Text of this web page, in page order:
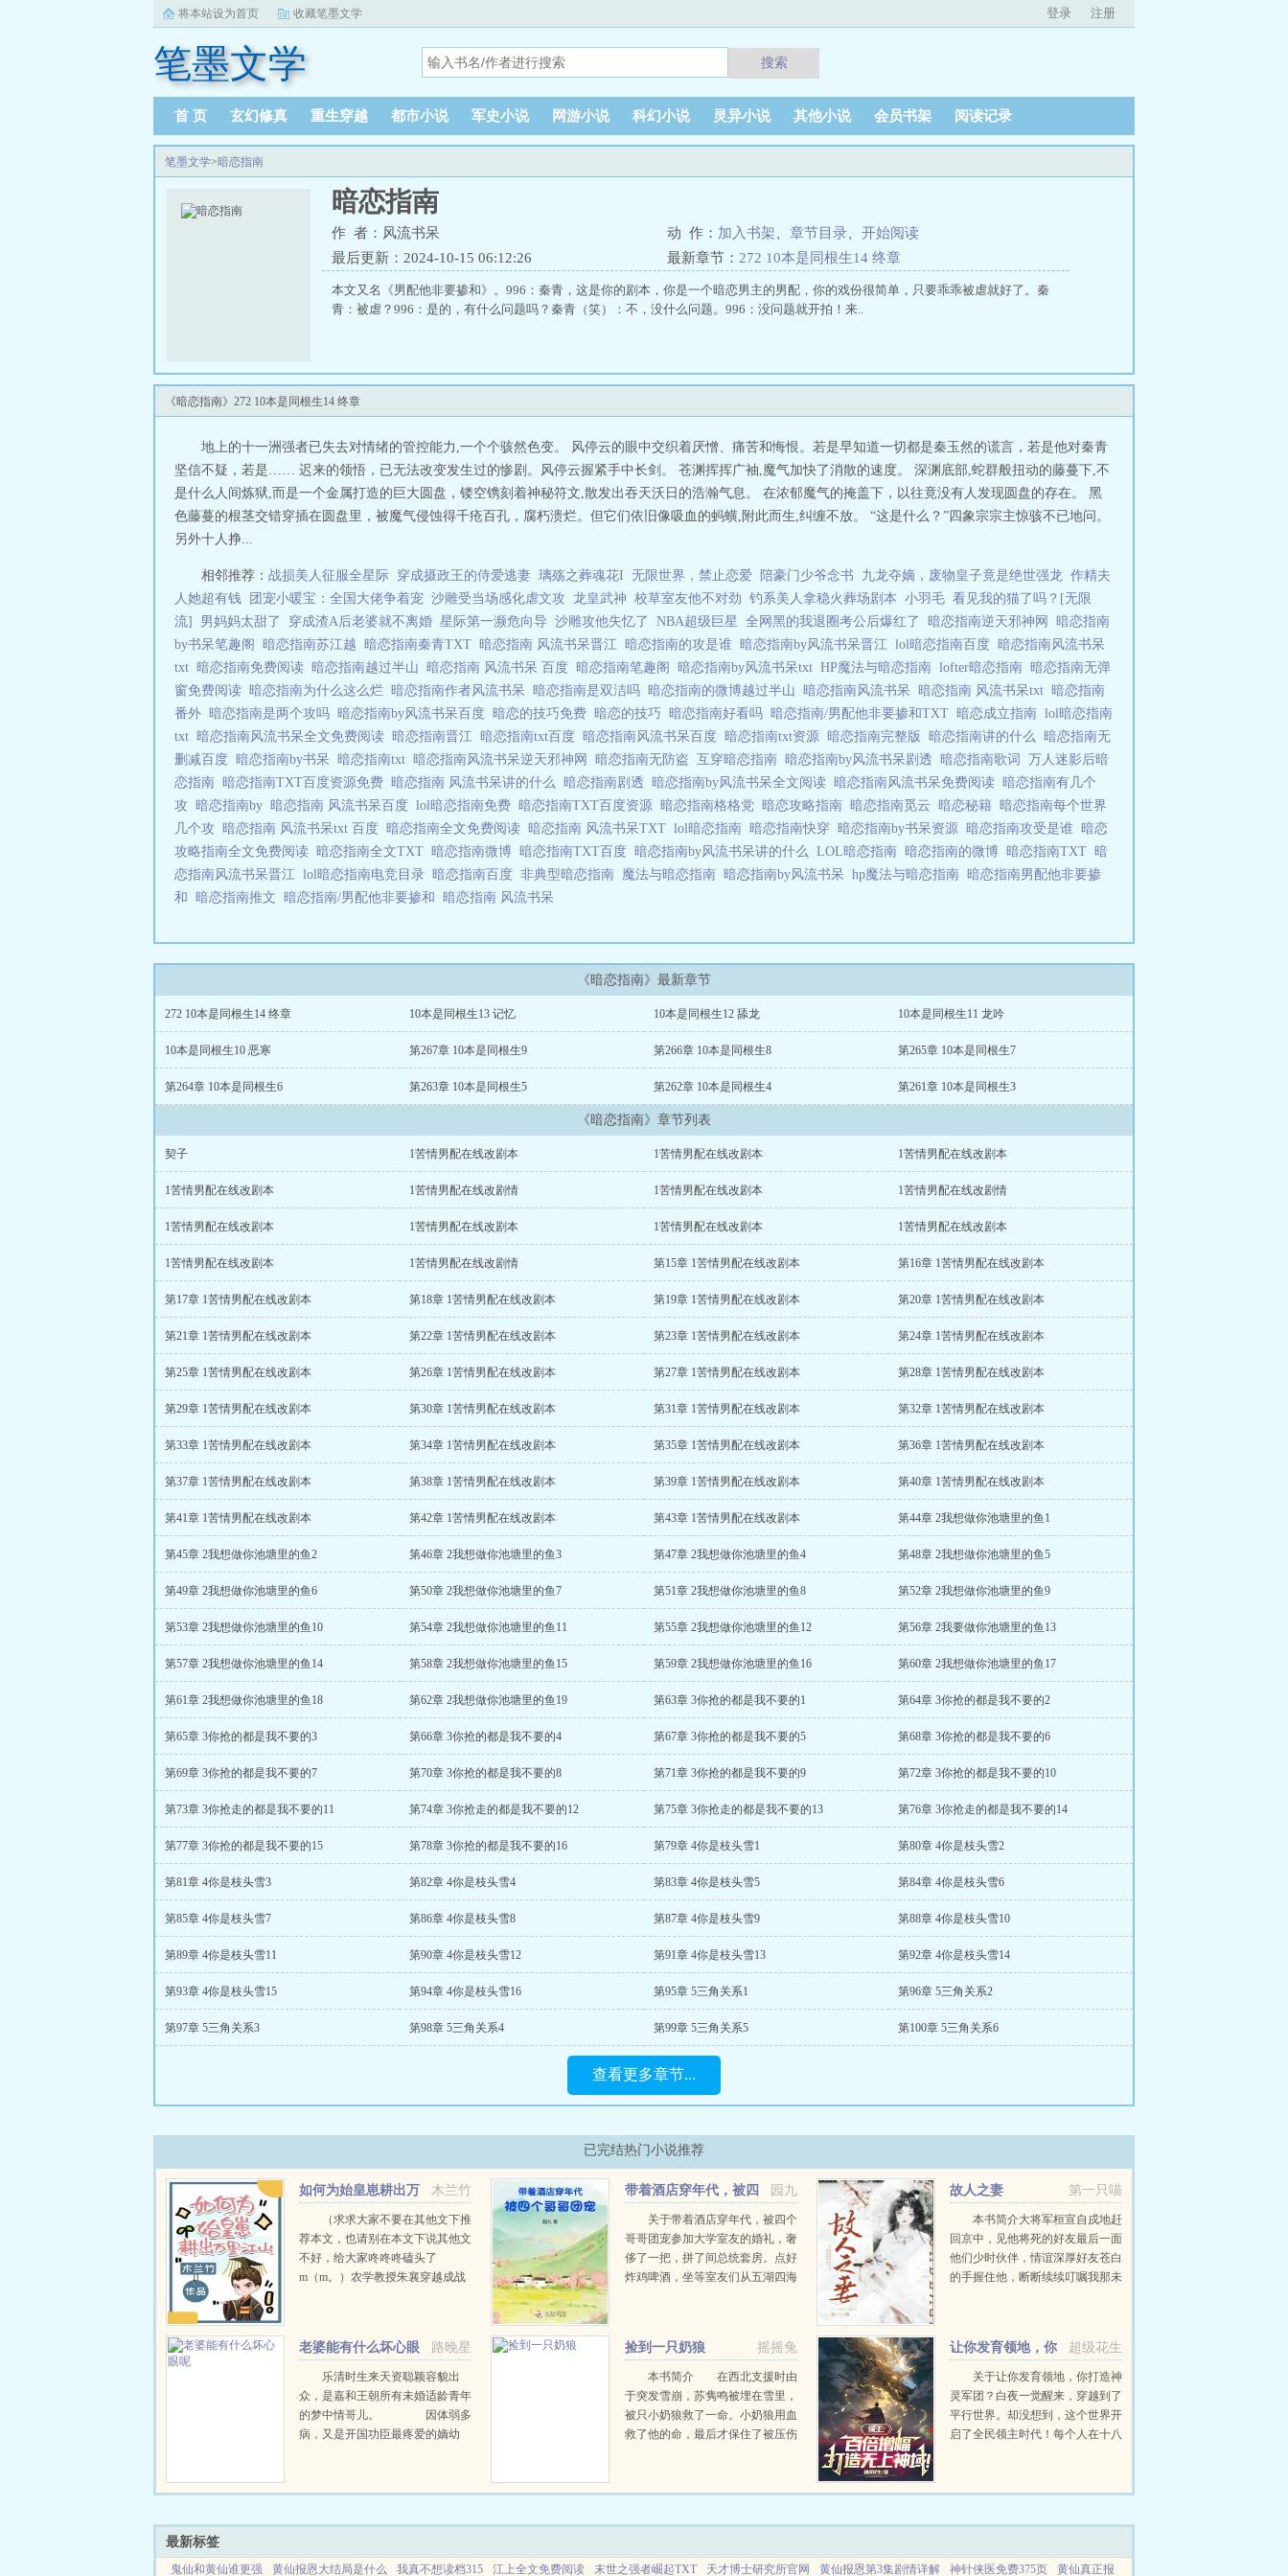
将本站设为首页 收藏笔墨文学 登录 注册
笔墨文学 搜索
首 页 玄幻修真 重生穿越 都市小说 军史小说 网游小说 科幻小说 灵异小说 其他小说 会员书架 阅读记录
笔墨文学>暗恋指南
暗恋指南
作 者：风流书呆 动 作： 加入书架 章节目录
开始阅读
最后更新：2024-10-15 06:12:26
最新章节： 272 10本是同根生14 终章
本文又名《男配他非要掺和》。996：秦青，这是你的剧本，你是一个暗恋男主的男配，你的戏份很简单，只要乖乖被虐就好了。秦
青：被虐？996：是的，有什么问题吗？秦青（笑）：不，没什么问题。996：没问题就开拍！来..
《暗恋指南》272 10本是同根生14 终章
地上的十一洲强者已失去对情绪的管控能力,一个个骇然色变。 风停云的眼中交织着厌憎、痛苦和悔恨。若是早知道一切都是秦玉然的谎言，若是他对秦青
坚信不疑，若是…… 迟来的领悟，已无法改变发生过的惨剧。风停云握紧手中长剑。 苍渊挥挥广袖,魔气加快了消散的速度。 深渊底部,蛇群般扭动的藤蔓下,不
是什么人间炼狱,而是一个金属打造的巨大圆盘，镂空镌刻着神秘符文,散发出吞天沃日的浩瀚气息。 在浓郁魔气的掩盖下，以往竟没有人发现圆盘的存在。 黑
色藤蔓的根茎交错穿插在圆盘里，被魔气侵蚀得千疮百孔，腐朽溃烂。但它们依旧像吸血的蚂蟥,附此而生,纠缠不放。 “这是什么？”四象宗宗主惊骇不已地问。
另外十人挣...
相邻推荐： 战损美人征服全星际 穿成摄政王的侍爱逃妻 璃殇之葬魂花I 无限世界，禁止恋爱 陪豪门少爷念书 九龙夺嫡，废物皇子竟是绝世强龙 作精夫
人她超有钱
团宠小暖宝：全国大佬争着宠 沙雕受当场感化虐文攻 龙皇武神 校草室友他不对劲 钓系美人拿稳火葬场剧本 小羽毛 看见我的猫了吗？[无限
流]
男妈妈太甜了 穿成渣A后老婆就不离婚 星际第一濒危向导 沙雕攻他失忆了 NBA超级巨星 全网黑的我退圈考公后爆红了 暗恋指南逆天邪神网 暗恋指南
by书呆笔趣阁 暗恋指南苏江越 暗恋指南秦青TXT 暗恋指南 风流书呆晋江 暗恋指南的攻是谁 暗恋指南by风流书呆晋江 lol暗恋指南百度 暗恋指南风流书呆
txt 暗恋指南免费阅读 暗恋指南越过半山 暗恋指南 风流书呆 百度 暗恋指南笔趣阁 暗恋指南by风流书呆txt HP魔法与暗恋指南 lofter暗恋指南 暗恋指南无弹
窗免费阅读 暗恋指南为什么这么烂 暗恋指南作者风流书呆 暗恋指南是双洁吗 暗恋指南的微博越过半山 暗恋指南风流书呆 暗恋指南 风流书呆txt 暗恋指南
番外 暗恋指南是两个攻吗 暗恋指南by风流书呆百度 暗恋的技巧免费 暗恋的技巧 暗恋指南好看吗 暗恋指南/男配他非要掺和TXT 暗恋成立指南 lol暗恋指南
txt 暗恋指南风流书呆全文免费阅读 暗恋指南晋江 暗恋指南txt百度 暗恋指南风流书呆百度 暗恋指南txt资源 暗恋指南完整版 暗恋指南讲的什么 暗恋指南无
删减百度 暗恋指南by书呆 暗恋指南txt 暗恋指南风流书呆逆天邪神网 暗恋指南无防盗 互穿暗恋指南 暗恋指南by风流书呆剧透 暗恋指南歌词 万人迷影后暗
恋指南 暗恋指南TXT百度资源免费 暗恋指南 风流书呆讲的什么 暗恋指南剧透 暗恋指南by风流书呆全文阅读 暗恋指南风流书呆免费阅读 暗恋指南有几个
攻 暗恋指南by 暗恋指南 风流书呆百度 lol暗恋指南免费 暗恋指南TXT百度资源 暗恋指南格格党 暗恋攻略指南 暗恋指南觅云 暗恋秘籍 暗恋指南每个世界
几个攻 暗恋指南 风流书呆txt 百度 暗恋指南全文免费阅读 暗恋指南 风流书呆TXT lol暗恋指南 暗恋指南快穿 暗恋指南by书呆资源 暗恋指南攻受是谁 暗恋
攻略指南全文免费阅读 暗恋指南全文TXT 暗恋指南微博 暗恋指南TXT百度 暗恋指南by风流书呆讲的什么 LOL暗恋指南 暗恋指南的微博 暗恋指南TXT 暗
恋指南风流书呆晋江 lol暗恋指南电竞目录 暗恋指南百度 非典型暗恋指南 魔法与暗恋指南 暗恋指南by风流书呆 hp魔法与暗恋指南 暗恋指南男配他非要掺
和 暗恋指南推文 暗恋指南/男配他非要掺和 暗恋指南 风流书呆
《暗恋指南》最新章节
272 10本是同根生14 终章 10本是同根生13 记忆 10本是同根生12 舔龙 10本是同根生11 龙吟
10本是同根生10 恶寒 第267章 10本是同根生9 第266章 10本是同根生8 第265章 10本是同根生7
第264章 10本是同根生6 第263章 10本是同根生5 第262章 10本是同根生4 第261章 10本是同根生3
《暗恋指南》章节列表
契子 1苦情男配在线改剧本 1苦情男配在线改剧本 1苦情男配在线改剧本
1苦情男配在线改剧本 1苦情男配在线改剧情 1苦情男配在线改剧本 1苦情男配在线改剧情
1苦情男配在线改剧本 1苦情男配在线改剧本 1苦情男配在线改剧本 1苦情男配在线改剧本
1苦情男配在线改剧本 1苦情男配在线改剧情 第15章 1苦情男配在线改剧本 第16章 1苦情男配在线改剧本
第17章 1苦情男配在线改剧本 第18章 1苦情男配在线改剧本 第19章 1苦情男配在线改剧本 第20章 1苦情男配在线改剧本
第21章 1苦情男配在线改剧本 第22章 1苦情男配在线改剧本 第23章 1苦情男配在线改剧本 第24章 1苦情男配在线改剧本
第25章 1苦情男配在线改剧本 第26章 1苦情男配在线改剧本 第27章 1苦情男配在线改剧本 第28章 1苦情男配在线改剧本
第29章 1苦情男配在线改剧本 第30章 1苦情男配在线改剧本 第31章 1苦情男配在线改剧本 第32章 1苦情男配在线改剧本
第33章 1苦情男配在线改剧本 第34章 1苦情男配在线改剧本 第35章 1苦情男配在线改剧本 第36章 1苦情男配在线改剧本
第37章 1苦情男配在线改剧本 第38章 1苦情男配在线改剧本 第39章 1苦情男配在线改剧本 第40章 1苦情男配在线改剧本
第41章 1苦情男配在线改剧本 第42章 1苦情男配在线改剧本 第43章 1苦情男配在线改剧本 第44章 2我想做你池塘里的鱼1
第45章 2我想做你池塘里的鱼2 第46章 2我想做你池塘里的鱼3 第47章 2我想做你池塘里的鱼4 第48章 2我想做你池塘里的鱼5
第49章 2我想做你池塘里的鱼6 第50章 2我想做你池塘里的鱼7 第51章 2我想做你池塘里的鱼8 第52章 2我想做你池塘里的鱼9
第53章 2我想做你池塘里的鱼10 第54章 2我想做你池塘里的鱼11 第55章 2我想做你池塘里的鱼12 第56章 2我要做你池塘里的鱼13
第57章 2我想做你池塘里的鱼14 第58章 2我想做你池塘里的鱼15 第59章 2我想做你池塘里的鱼16 第60章 2我想做你池塘里的鱼17
第61章 2我想做你池塘里的鱼18 第62章 2我想做你池塘里的鱼19 第63章 3你抢的都是我不要的1 第64章 3你抢的都是我不要的2
第65章 3你抢的都是我不要的3 第66章 3你抢的都是我不要的4 第67章 3你抢的都是我不要的5 第68章 3你抢的都是我不要的6
第69章 3你抢的都是我不要的7 第70章 3你抢的都是我不要的8 第71章 3你抢的都是我不要的9 第72章 3你抢的都是我不要的10
第73章 3你抢走的都是我不要的11 第74章 3你抢走的都是我不要的12 第75章 3你抢走的都是我不要的13 第76章 3你抢走的都是我不要的14
第77章 3你抢的都是我不要的15 第78章 3你抢的都是我不要的16 第79章 4你是枝头雪1 第80章 4你是枝头雪2
第81章 4你是枝头雪3 第82章 4你是枝头雪4 第83章 4你是枝头雪5 第84章 4你是枝头雪6
第85章 4你是枝头雪7 第86章 4你是枝头雪8 第87章 4你是枝头雪9 第88章 4你是枝头雪10
第89章 4你是枝头雪11 第90章 4你是枝头雪12 第91章 4你是枝头雪13 第92章 4你是枝头雪14
第93章 4你是枝头雪15 第94章 4你是枝头雪16 第95章 5三角关系1 第96章 5三角关系2
第97章 5三角关系3 第98章 5三角关系4 第99章 5三角关系5 第100章 5三角关系6
查看更多章节...
已完结热门小说推荐
木兰竹
如何为始皇崽耕出万
里江山（求求大家不要在其他文下推
荐本文，也请别在本文下说其他文
不好，给大家咚咚咚磕头了
m（m。）农学教授朱襄穿越成战
和另一个豪商好上了，不方...
园九
带着酒店穿年代，被四
个哥哥团宠
关于带着酒店穿年代，被四个
哥哥团宠参加大学室友的婚礼，奢
侈了一把，拼了间总统套房。点好
炸鸡啤酒，坐等室友们从五湖四海
未婚夫被绿茶知青抢走，还...
第一只喵
故人之妻
本书简介大将军桓宣自戍地赶
回京中，见他将死的好友最后一面
他们少时伙伴，情谊深厚好友苍白
的手握住他，断断续续叮嘱我那未
路晚星
老婆能有什么坏心眼
乐清时生来天资聪颖容貌出
众，是嘉和王朝所有未婚适龄青年
的梦中情哥儿。 因体弱多
病，又是开国功臣最疼爱的嫡幼
六艺琴棋书画也是不在话下，品茗
摇摇兔
捡到一只奶狼
本书简介 在西北支援时由
于突发雪崩，苏隽鸣被埋在雪里，
被只小奶狼救了一命。小奶狼用血
救了他的命，最后才保住了被压伤
进他衣服里。奶狼一天天长大...
超级花生
让你发育领地，你
打造神灵军团？
关于让你发育领地，你打造神
灵军团？白夜一觉醒来，穿越到了
平行世界。却没想到，这个世界开
启了全民领主时代！每个人在十八
燃神火，高举神国！白夜惊讶发
最新标签
鬼仙和黄仙谁更强 黄仙报恩大结局是什么 我真不想读档315 江上全文免费阅读 末世之强者崛起TXT 天才博士研究所官网 黄仙报恩第3集剧情详解 神针侠医免费375页 黄仙真正报